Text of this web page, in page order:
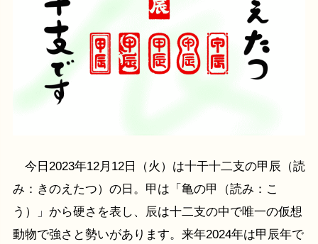
今日2023年12月12日（火）は十干十二支の甲辰（読
み：きのえたつ）の日。甲は「亀の甲（読み：こ
う）」から硬さを表し、辰は十二支の中で唯一の仮想
動物で強さと勢いがあります。来年2024年は甲辰年で